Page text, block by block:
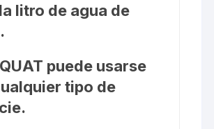
litro de agua de
puede usarse
tipo de